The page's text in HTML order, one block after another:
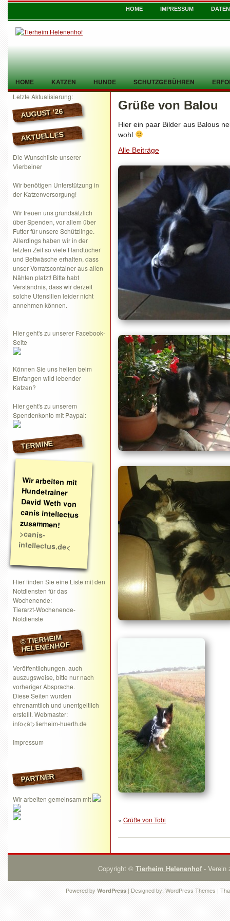
HOME IMPRESSUM
HOME KATZEN HUNDE SCHUTZGEBÜHREN
TIER GEFUNDEN KONTAKT
Letzte Aktualisierung:
AUGUST ’26
AKTUELLES
Die Wunschliste unserer
Vierbeiner
Wir benötigen Unterstützung in
der Katzenversorgung!
Wir freuen uns grundsätzlich
über Spenden, vor allem über
Futter für unsere Schützlinge.
Allerdings haben wir in der
letzten Zeit so viele Handtücher
und Bettwäsche erhalten, dass
unser Vorratscontainer aus allen
Nähten platzt! Bitte habt
Verständnis, dass wir derzeit
solche Utensilien leider nicht
annehmen können.
Hier geht's zu unserer Facebook-
Seite
Können Sie uns helfen beim
Einfangen wild lebender
Katzen?
Hier geht's zu unserem
Spendenkonto mit Paypal:
TERMINE
Wir arbeiten mit
Hundetrainer
David Weth von
canis intellectus
zusammen!
>canis-
intellectus.de<
Hier finden Sie eine Liste mit den
Notdiensten für das
Wochenende:
Tierarzt-Wochenende-
Notdienste
© TIERHEIM
HELENENHOF
Veröffentlichungen, auch
auszugsweise, bitte nur nach
vorheriger Absprache.
Diese Seiten wurden
ehrenamtlich und unentgeltlich
erstellt. Webmaster:
info<ät>tierheim-huerth.de
Impressum
PARTNER
Wir arbeiten gemeinsam mit
Grüße von Balou
Hier ein paar Bilder aus Balous
wohl
Alle Beiträge
« Grüße von Tobi
Copyright © Tierheim Helenenhof- Verein
Powered by WordPress | Designed by: WordPress Themes |